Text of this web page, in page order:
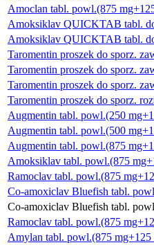
Amoclan tabl. powl.(875
Amoksiklav QUICKTAB tabl.
Amoksiklav QUICKTAB tabl.
Taromentin proszek do sporz.
Taromentin proszek do sporz.
Taromentin proszek do sporz.
Taromentin proszek do sporz.
Augmentin tabl. powl.(250
Augmentin tabl. powl.(500
Augmentin tabl. powl.(875
Amoksiklav tabl. powl.(875
Ramoclav tabl. powl.(875
Co-amoxiclav Bluefish tabl.
Co-amoxiclav Bluefish tabl.
Ramoclav tabl. powl.(875
Amylan tabl. powl.(875 mg+125